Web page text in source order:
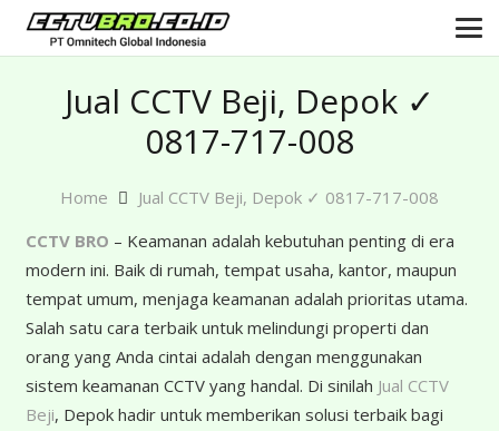
Jual CCTV Beji, Depok ✓
0817-717-008
Home
Jual CCTV Beji, Depok ✓ 0817-717-008
CCTV BRO – Keamanan adalah kebutuhan penting di era
modern ini. Baik di rumah, tempat usaha, kantor, maupun
tempat umum, menjaga keamanan adalah prioritas utama.
Salah satu cara terbaik untuk melindungi properti dan
orang yang Anda cintai adalah dengan menggunakan
sistem keamanan CCTV yang handal. Di sinilah Jual CCTV
Beji, Depok hadir untuk memberikan solusi terbaik bagi